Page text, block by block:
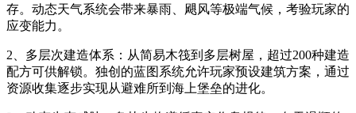
存。动态天气系统会带来暴雨、飓风等极端气候，考验玩家的
应变能力。
2、多层次建造体系：从简易木筏到多层树屋，超过200种建造
配方可供解锁。独创的蓝图系统允许玩家预设建筑方案，通过
资源收集逐步实现从避难所到海上堡垒的进化。